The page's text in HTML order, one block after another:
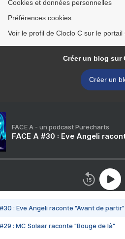
Cookies et données personnelles
Préférences cookies
Voir le profil de Cloclo C sur le portail
Créer un blog sur
Créer un
FACE A - un podcast Purecharts
FACE A #30 : Eve Angeli
#30 : Eve Angeli raconte "Avant de partir"
#29 : MC Solaar raconte "Bouge de là"